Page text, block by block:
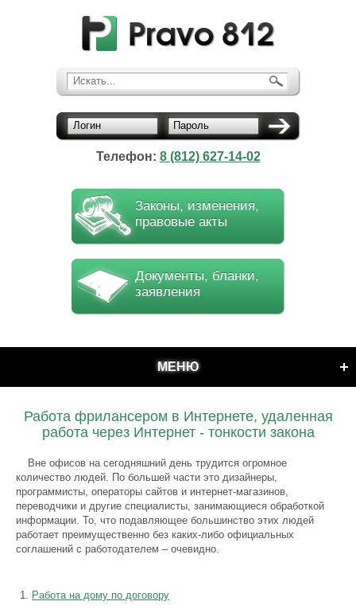
Искать...
Логин Пароль
Телефон: 8 (812) 627-14-02
Законы, изменения,
правовые акты
Документы, бланки,
заявления
МЕНЮ
Работа фрилансером в Интернете, удаленная
работа через Интернет - тонкости закона
Вне офисов на сегодняшний день трудится огромное
количество людей. По большей части это дизайнеры,
программисты, операторы сайтов и интернет-магазинов,
переводчики и другие специалисты, занимающиеся обработкой
информации. То, что подавляющее большинство этих людей
работает преимущественно без каких-либо официальных
соглашений с работодателем – очевидно.
Работа на дому по договору